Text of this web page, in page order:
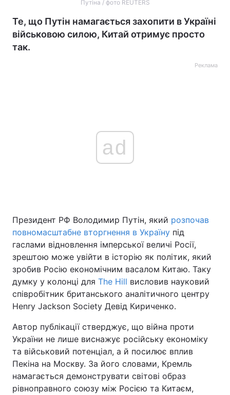
Путіна / фото REUTERS
Те, що Путін намагається захопити в Україні
військовою силою, Китай отримує просто
так.
Реклама
ad
Президент РФ Володимир Путін, який розпочав
повномасштабне вторгнення в Україну під
гаслами відновлення імперської величі Росії,
зрештою може увійти в історію як політик, який
зробив Росію економічним васалом Китаю. Таку
думку у колонці для The Hill висловив науковий
співробітник британського аналітичного центру
Henry Jackson Society Девід Кириченко.
Автор публікації стверджує, що війна проти
України не лише виснажує російську економіку
та військовий потенціал, а й посилює вплив
Пекіна на Москву. За його словами, Кремль
намагається демонструвати світові образ
рівноправного союзу між Росією та Китаєм,